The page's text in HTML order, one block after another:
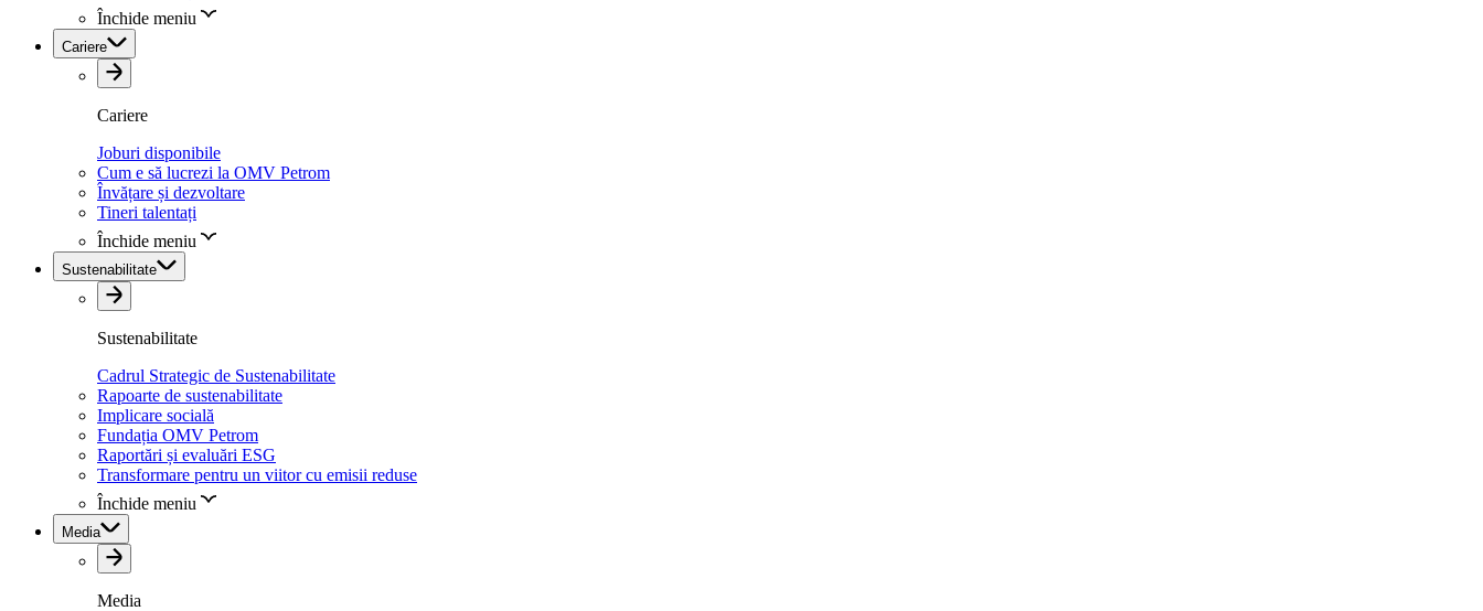
Închide meniu
Cariere
Cariere
Joburi disponibile
Cum e să lucrezi la OMV Petrom
Învățare și dezvoltare
Tineri talentați
Închide meniu
Sustenabilitate
Sustenabilitate
Cadrul Strategic de Sustenabilitate
Rapoarte de sustenabilitate
Implicare socială
Fundația OMV Petrom
Raportări și evaluări ESG
Transformare pentru un viitor cu emisii reduse
Închide meniu
Media
Media